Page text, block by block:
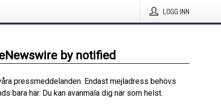
LOGG INN
by notified
pressmeddelanden. Endast mejladress behövs
bara här. Du kan avanmäla dig när som helst.